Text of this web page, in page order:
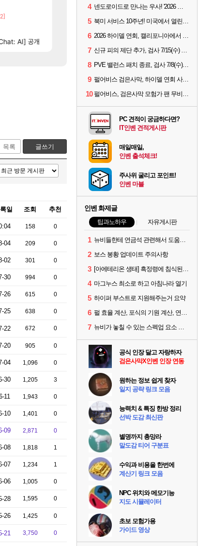
립니다. [37]
와 ㅁㅊ 컴플뜸ㅋㅋ [64]
젠지 한화 3세트 경기 딜량..jpg
완갑 정보 초스피드 효율 요약 [44]
AI] 공개
섭컬겜 넷마블, 신작 서브컬쳐 게임 [펄 인 블루] 티저 사이트
아주프로 4컷 만화 | 야간 보초는 너무 힘들어
테스트 때는 로비에 온라인 기능이 있는데
목록 글쓰기
일 조회 추천
158 0
04 209 0
02 301 0
30 994 0
26 615 0
25 638 0
22 672 0
20 905 0
04 1,096 0
30 1,205 3
11 1,943 0
10 1,401 0
09 2,871 0
08 1,818 1
07 1,234 1
06 1,005 0
28 1,595 0
26 1,425 0
21 3,750 0
4 넨도로이드로 만나는 우사! '2026 하이델 연회' 막바지 깜짝 공개
5 북미 서비스 10주년! 미국에서 열린 '검은사막 하이델 연회'
6 2026 하이델 연회, 캘리포니아에서 개최
7 신규 피의 제단 추가, 검사 7/15(수) 패치 핵심 정리
8 PVE 밸런스 패치 종료, 검사 7/8(수) 패치 핵심 정리
9 펄어비스 검은사막, 하이델 연회 사전 이벤트 시작
10 펄어비스, 검은사막 모험가 팬 무비 '마디걸스' 글로벌 상영회 개최
PC 견적이 궁금하다면?
IT인벤 견적게시판
매일매일,
인벤 출석체크!
주사위 굴리고 포인트!
인벤 마블
인벤 화제글
팁과노하우 자유게시판
1 뉴비들한테 연금석 관련해서 도움이 될까해서..(벨의심장 등)
2 보스 봉황 업데이트 주의사항
3 [아에테리온 생태] 흑정령에 침식된 검사/용병
4 마그누스 최소로 하고 아침나라 열기
5 하이퍼 부스트로 지원해주는거 요약
6 펄 효율 계산, 포식의 기원 계산, 연금석 계산 사이트 공유
7 뉴비가 놓칠 수 있는 스펙업 요소 몇가지
공식 인장 달고 자랑하자
검은사막X인벤 인장 연동
원하는 정보 쉽게 찾자
일지 공략 링크 모음
능력치 & 특징 한방 정리
선박 도감 최신판
별명까지 총망라
말도감 티어 구분표
수익과 비용을 한번에
계산기 링크 모음
NPC 위치와 메모기능
지도 시뮬레이터
초보 모험가용
가이드 영상